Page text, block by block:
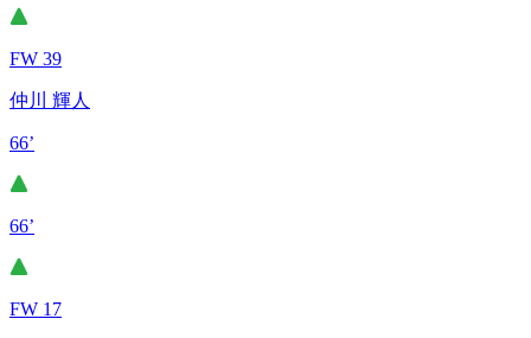
FW 39
仲川 輝人
66’
66’
FW 17